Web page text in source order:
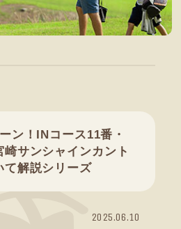
ン！INコース11番・
サンシャインカント
て解説シリーズ
2025.06.10